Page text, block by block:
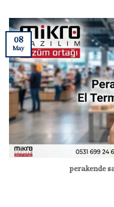
perakende
08
May